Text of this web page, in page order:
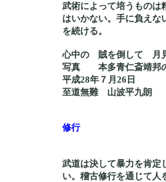
武術によって培うものは
はいかない。手に負えな
を続ける。
心中の 賊を倒し
写真 本多青仁斎靖邦
平成28年７月26日
至道無難 山波平九朗
修行
武道は決して暴力を肯定
い。稽古修行を通じて人